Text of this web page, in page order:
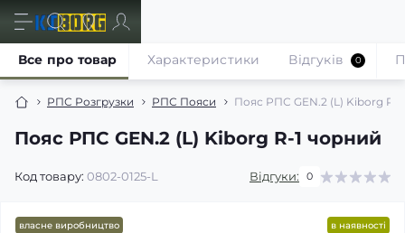
РПС Розгрузки РПС Пояси Пояс РПС GEN.2 (L) Kiborg R-
Пояс РПС GEN.2 (L) Kiborg R-1 чорний
Код товару: 0802-0125-L Відгуки: 0
Все про товар Характеристики Відгуків 0
власне виробництво в наявності